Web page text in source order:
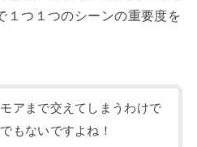
１つ１つのシーンの重要度を
アまで交えてしまうわけで
もないですよね！